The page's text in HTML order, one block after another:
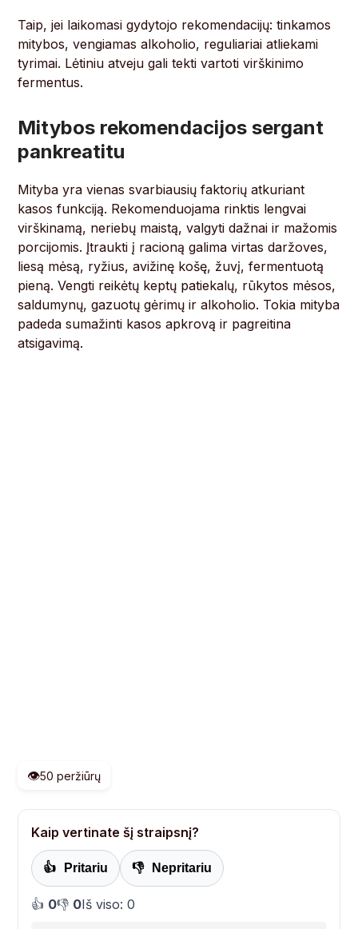
Taip, jei laikomasi gydytojo rekomendacijų: tinkamos
mitybos, vengiamas alkoholio, reguliariai atliekami
tyrimai. Lėtiniu atveju gali tekti vartoti virškinimo
fermentus.
Mitybos rekomendacijos sergant
pankreatitu
Mityba yra vienas svarbiausių faktorių atkuriant
kasos funkciją. Rekomenduojama rinktis lengvai
virškinamą, neriebų maistą, valgyti dažnai ir mažomis
porcijomis. Įtraukti į racioną galima virtas daržoves,
liesą mėsą, ryžius, avižinę košę, žuvį, fermentuotą
pieną. Vengti reikėtų keptų patiekalų, rūkytos mėsos,
saldumynų, gazuotų gėrimų ir alkoholio. Tokia mityba
padeda sumažinti kasos apkrovą ir pagreitina
atsigavimą.
👁️50 peržiūrų
Kaip vertinate šį straipsnį?
👍 Pritariu 👎 Nepritariu
👍 0👎 0Iš viso: 0